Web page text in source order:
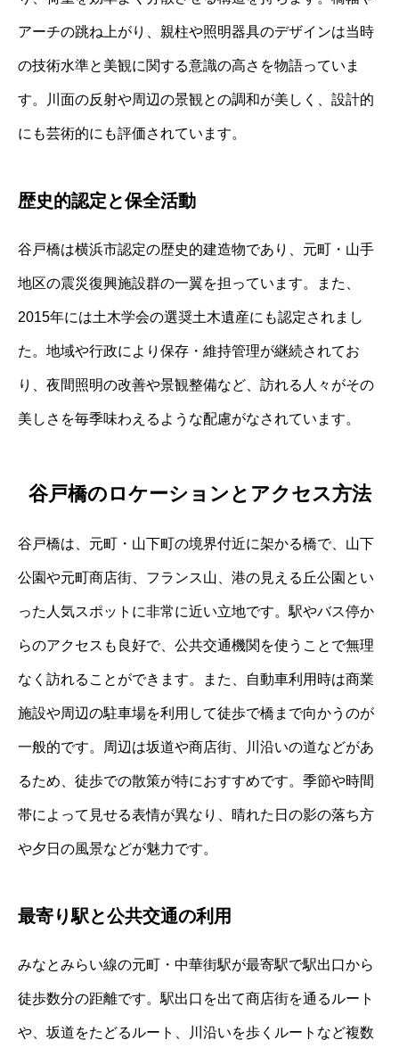
アーチの跳ね上がり、親柱や照明器具のデザインは当時
の技術水準と美観に関する意識の高さを物語っていま
す。川面の反射や周辺の景観との調和が美しく、設計的
にも芸術的にも評価されています。
歴史的認定と保全活動
谷戸橋は横浜市認定の歴史的建造物であり、元町・山手
地区の震災復興施設群の一翼を担っています。また、
2015年には土木学会の選奨土木遺産にも認定されまし
た。地域や行政により保存・維持管理が継続されてお
り、夜間照明の改善や景観整備など、訪れる人々がその
美しさを毎季味わえるような配慮がなされています。
谷戸橋のロケーションとアクセス方法
谷戸橋は、元町・山下町の境界付近に架かる橋で、山下
公園や元町商店街、フランス山、港の見える丘公園とい
った人気スポットに非常に近い立地です。駅やバス停か
らのアクセスも良好で、公共交通機関を使うことで無理
なく訪れることができます。また、自動車利用時は商業
施設や周辺の駐車場を利用して徒歩で橋まで向かうのが
一般的です。周辺は坂道や商店街、川沿いの道などがあ
るため、徒歩での散策が特におすすめです。季節や時間
帯によって見せる表情が異なり、晴れた日の影の落ち方
や夕日の風景などが魅力です。
最寄り駅と公共交通の利用
みなとみらい線の元町・中華街駅が最寄駅で駅出口から
徒歩数分の距離です。駅出口を出て商店街を通るルート
や、坂道をたどるルート、川沿いを歩くルートなど複数